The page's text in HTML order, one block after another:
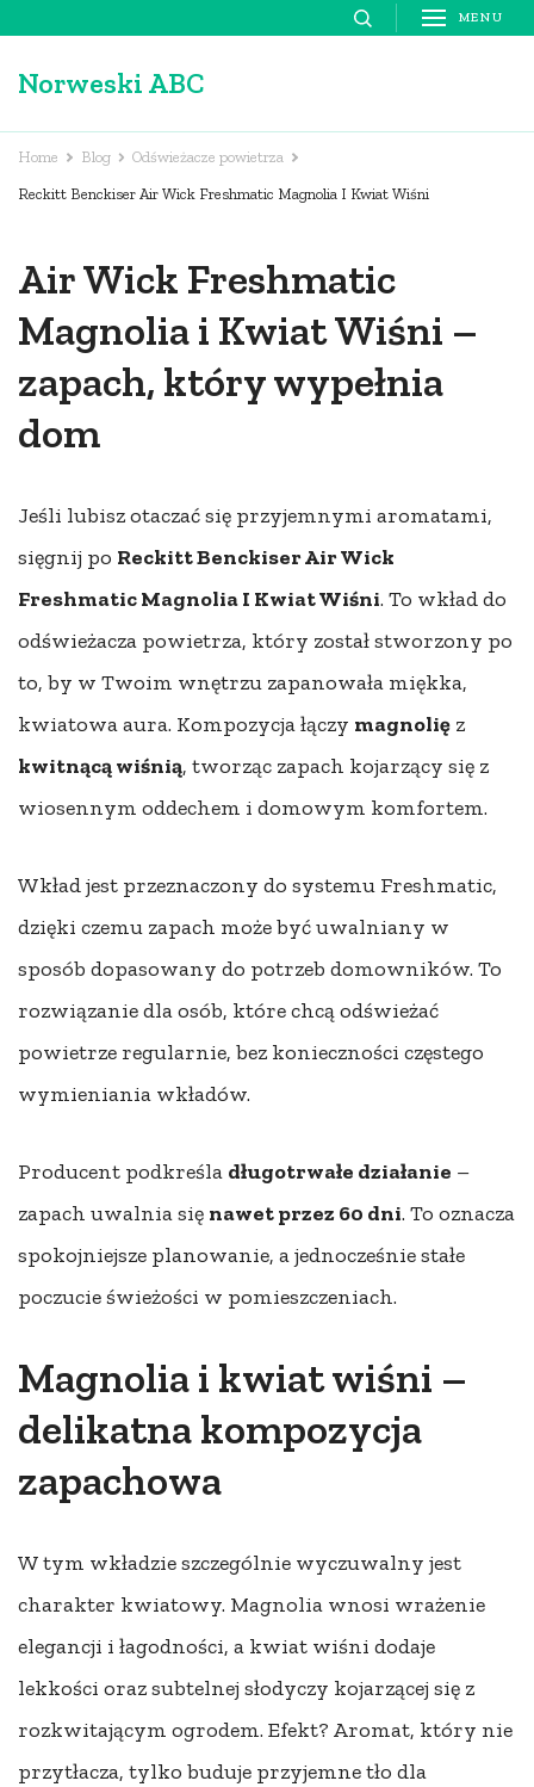
content
Enter)
MENU
Norweski ABC
Home Blog Odświeżacze powietrza
Reckitt Benckiser Air Wick Freshmatic Magnolia I Kwiat Wiśni
Air Wick Freshmatic
Magnolia i Kwiat Wiśni –
zapach, który wypełnia
dom
Jeśli lubisz otaczać się przyjemnymi aromatami,
sięgnij po Reckitt Benckiser Air Wick
Freshmatic Magnolia I Kwiat Wiśni. To wkład do
odświeżacza powietrza, który został stworzony po
to, by w Twoim wnętrzu zapanowała miękka,
kwiatowa aura. Kompozycja łączy magnolię z
kwitnącą wiśnią, tworząc zapach kojarzący się z
wiosennym oddechem i domowym komfortem.
Wkład jest przeznaczony do systemu Freshmatic,
dzięki czemu zapach może być uwalniany w
sposób dopasowany do potrzeb domowników. To
rozwiązanie dla osób, które chcą odświeżać
powietrze regularnie, bez konieczności częstego
wymieniania wkładów.
Producent podkreśla długotrwałe działanie –
zapach uwalnia się nawet przez 60 dni. To oznacza
spokojniejsze planowanie, a jednocześnie stałe
poczucie świeżości w pomieszczeniach.
Magnolia i kwiat wiśni –
delikatna kompozycja
zapachowa
W tym wkładzie szczególnie wyczuwalny jest
charakter kwiatowy. Magnolia wnosi wrażenie
elegancji i łagodności, a kwiat wiśni dodaje
lekkości oraz subtelnej słodyczy kojarzącej się z
rozkwitającym ogrodem. Efekt? Aromat, który nie
przytłacza, tylko buduje przyjemne tło dla